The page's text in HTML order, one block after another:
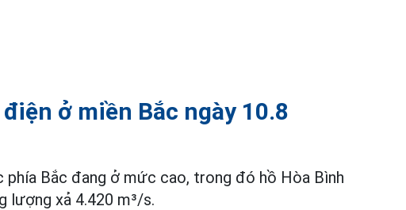
ở miền Bắc ngày 10.8
phía Bắc đang ở mức cao, trong đó hồ Hòa Bình
lượng xả 4.420 m³/s.